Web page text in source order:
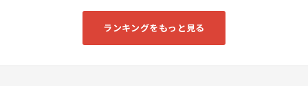
ランキングをもっと見る